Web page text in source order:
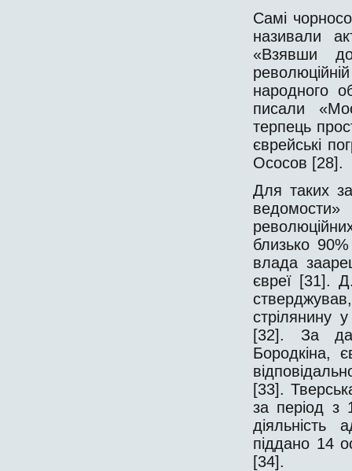
Самі
називали
«Взявши
народного
писали
терпець
єврейські
Ососов [28].
Для таких
близько
влада
євреї [31]. Д.
стрілянину
[32]. За
Бородкіна,
[33].
за період з
діяльність
піддано 14
[34].